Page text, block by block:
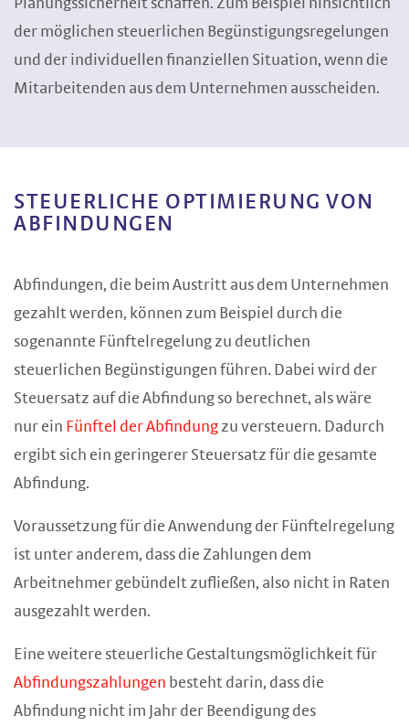
Planungssicherheit schaffen. Zum Beispiel hinsichtlich
der möglichen steuerlichen Begünstigungsregelungen
und der individuellen finanziellen Situation, wenn die
Mitarbeitenden aus dem Unternehmen ausscheiden.
STEUERLICHE OPTIMIERUNG VON
ABFINDUNGEN
Abfindungen, die beim Austritt aus dem Unternehmen
gezahlt werden, können zum Beispiel durch die
sogenannte Fünftelregelung zu deutlichen
steuerlichen Begünstigungen führen. Dabei wird der
Steuersatz auf die Abfindung so berechnet, als wäre
nur ein Fünftel der Abfindung zu versteuern. Dadurch
ergibt sich ein geringerer Steuersatz für die gesamte
Abfindung.
Voraussetzung für die Anwendung der Fünftelregelung
ist unter anderem, dass die Zahlungen dem
Arbeitnehmer gebündelt zufließen, also nicht in Raten
ausgezahlt werden.
Eine weitere steuerliche Gestaltungsmöglichkeit für
Abfindungszahlungen besteht darin, dass die
Abfindung nicht im Jahr der Beendigung des